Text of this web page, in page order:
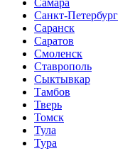
Санкт-Петербург
Саранск
Саратов
Смоленск
Ставрополь
Сыктывкар
Тамбов
Тверь
Томск
Тула
Тура